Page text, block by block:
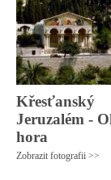
Křesťanský
Jeruzalém -
hora
Zobrazit fotografii >>